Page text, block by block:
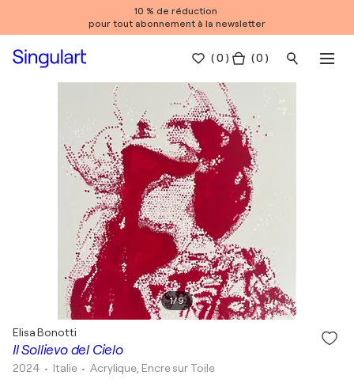
10 % de réduction
pour tout abonnement à la newsletter
(0 ) ( 0 )
1/9
Il Sollievo del Cielo
Elisa Bonotti
2024 • Italie •Acrylique, Encre sur Toile